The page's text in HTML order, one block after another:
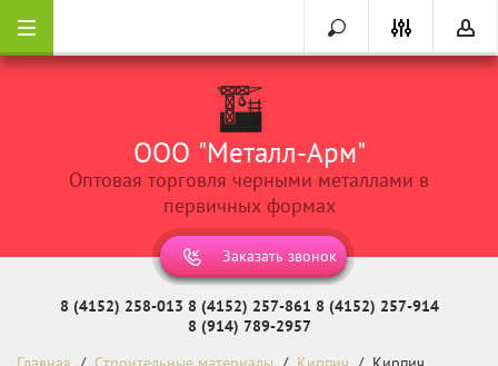
ООО "Металл-Арм"
Оптовая торговля черными металлами в
первичных формах
Заказать звонок
8 (4152) 258-013 8 (4152) 257-861 8 (4152) 257-914
8 (914) 789-2957